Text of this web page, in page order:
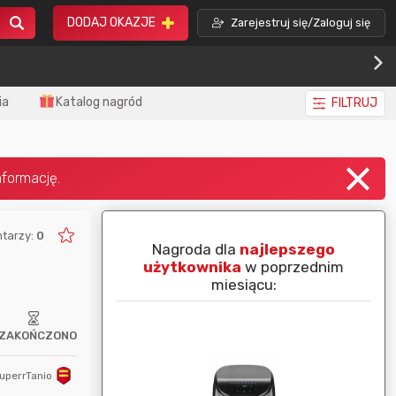
DODAJ OKAZJE Zarejestruj się/Zaloguj się
Katalog nagród FILTRUJ
0
ZAKOŃCZONO
Nagroda dla najlepszego
użytkownika w poprzednim
miesiącu: